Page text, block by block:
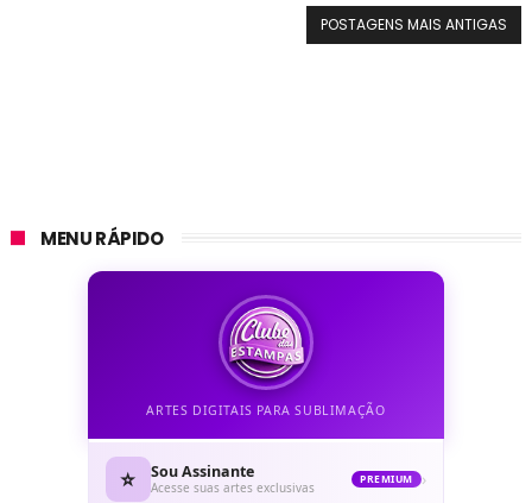
POSTAGENS MAIS ANTIGAS
MENU RÁPIDO
ARTES DIGITAIS PARA SUBLIMAÇÃO
⭐ Sou Assinante
Acesse suas artes exclusivas
PREMIUM ›